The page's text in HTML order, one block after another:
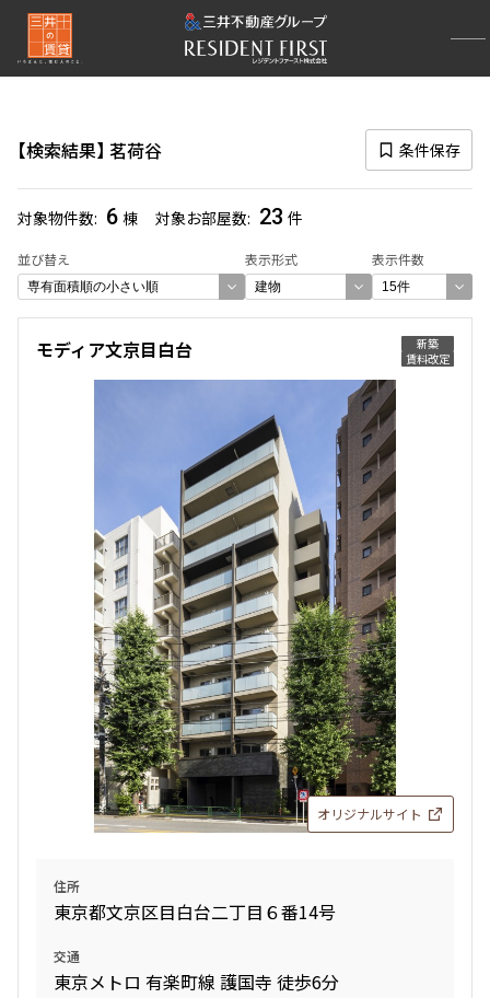
検索結果 茗荷谷 条件保存
対象物件数 6 棟 対象お部屋数 23 件
並び替え 表示形式 表示件数
再検索ナビゲーション
選択中の路線
丸ノ内線
(376)
選択中の駅
茗荷谷
(23)
一覧から選び直す
選び方を変更する
検索対象お部屋数
23件
お部屋を再検索
検索結果の絞り込み
〜
管理費/共益費含む
礼金なし
敷金なし
礼金１ヶ月以下
フリーレント付き
新築
賃料改定
モディア文京目白台
オリジナルサイト
住所
東京都文京区目白台二丁目６番14号
交通
東京メトロ 有楽町線 護国寺 徒歩6分